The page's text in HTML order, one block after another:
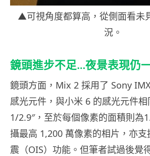
▲可視角度都算高，從側面看未
況。
鏡頭進步不足…夜景表現仍
鏡頭方面，Mix 2 採用了 Sony
感光元件，與小米 6 的感光元件
1/2.9″，至於每個像素的面積則為
攝最高 1,200 萬像素的相片，亦
震（OIS）功能。但筆者試過後覺